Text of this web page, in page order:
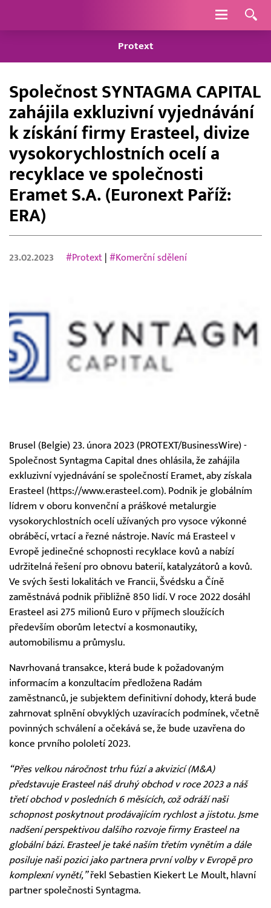
Navigace
Protext
Společnost SYNTAGMA CAPITAL
zahájila exkluzivní vyjednávání
k získání firmy Erasteel, divize
vysokorychlostních ocelí a
recyklace ve společnosti
Eramet S.A. (Euronext Paříž:
ERA)
23.02.2023 #Protext |#Komerční sdělení
Brusel (Belgie) 23. února 2023 (PROTEXT/BusinessWire) -
Společnost Syntagma Capital dnes ohlásila, že zahájila
exkluzivní vyjednávání se společností Eramet, aby získala
Erasteel (https://www.erasteel.com). Podnik je globálním
lídrem v oboru konvenční a práškové metalurgie
vysokorychlostních ocelí užívaných pro vysoce výkonné
obráběcí, vrtací a řezné nástroje. Navíc má Erasteel v
Evropě jedinečné schopnosti recyklace kovů a nabízí
udržitelná řešení pro obnovu baterií, katalyzátorů a kovů.
Ve svých šesti lokalitách ve Francii, Švédsku a Číně
zaměstnává podnik přibližně 850 lidí. V roce 2022 dosáhl
Erasteel asi 275 milionů Euro v příjmech sloužících
především oborům letectví a kosmonautiky,
automobilismu a průmyslu.
Navrhovaná transakce, která bude k požadovaným
informacím a konzultacím předložena Radám
zaměstnanců, je subjektem definitivní dohody, která bude
zahrnovat splnění obvyklých uzavíracích podmínek, včetně
povinných schválení a očekává se, že bude uzavřena do
konce prvního pololetí 2023.
“Přes velkou náročnost trhu fúzí a akvizicí (M&A)
představuje Erasteel náš druhý obchod v roce 2023 a náš
třetí obchod v posledních 6 měsících, což odráží naši
schopnost poskytnout prodávajícím rychlost a jistotu. Jsme
nadšení perspektivou dalšího rozvoje firmy Erasteel na
globální bázi. Erasteel je také naším třetím vynětím a dále
posiluje naši pozici jako partnera první volby v Evropě pro
komplexní vynětí,”řekl Sebastien Kiekert Le Moult, hlavní
partner společnosti Syntagma.